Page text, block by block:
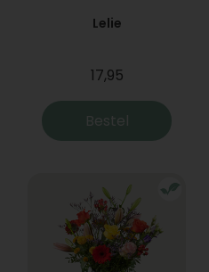
Lelie
17,95
Bestel